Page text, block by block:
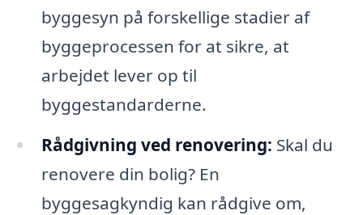
byggesyn på forskellige stadier af
byggeprocessen for at sikre, at
arbejdet lever op til
byggestandarderne.
Rådgivning ved renovering: Skal du
renovere din bolig? En
byggesagkyndig kan rådgive om,